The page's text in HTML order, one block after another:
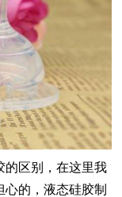
的区别，在这里我
心的，液态硅胶制